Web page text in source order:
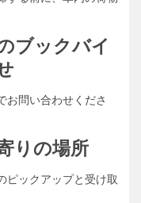
ブックバイ
お問い合わせくださ
りの場所
ピックアップと受け取